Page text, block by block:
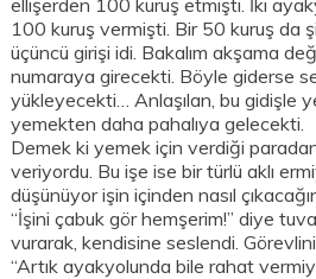
ellişerden 100 kuruş etmişti. İki
100 kuruş vermişti. Bir 50 kuruş da
üçüncü girişi idi. Bakalım akşama
numaraya girecekti. Böyle giderse
yükleyecekti… Anlaşılan, bu gidişle
yemekten daha pahalıya gelecekti.
Demek ki yemek için verdiği
veriyordu. Bu işe ise bir türlü aklı
düşünüyor işin içinden nasıl
“İşini çabuk gör hemşerim!” diye
vurarak, kendisine seslendi.
“Artık ayakyolunda bile rahat